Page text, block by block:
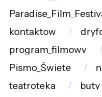
kontaktow
program_filmowy
Pismo_Święte
teatroteka
buty